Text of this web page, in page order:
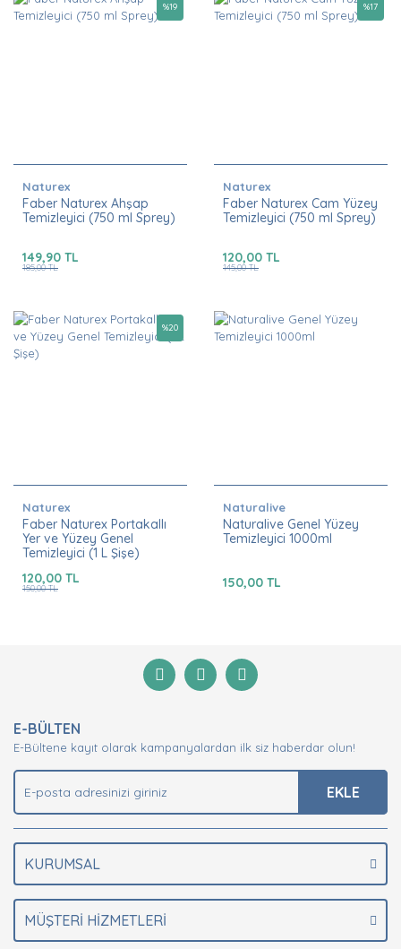
Naturex
Faber Naturex Ahşap
Temizleyici (750 ml Sprey)
%19
149,90 TL
185,00 TL
Naturex
Faber Naturex Cam Yüzey
Temizleyici (750 ml Sprey)
%17
120,00 TL
145,00 TL
Naturex
Faber Naturex Portakallı
Yer ve Yüzey Genel
Temizleyici (1 L Şişe)
%20
120,00 TL
150,00 TL
Naturalive
Naturalive Genel Yüzey
Temizleyici 1000ml
150,00 TL
E-BÜLTEN
E-Bültene kayıt olarak kampanyalardan ilk siz haberdar olun!
EKLE
KURUMSAL
MÜŞTERİ HİZMETLERİ